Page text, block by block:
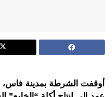
أوقفت الشرطة بمدينة